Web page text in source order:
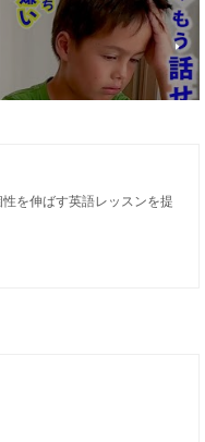
を伸ばす英語レッスンを提